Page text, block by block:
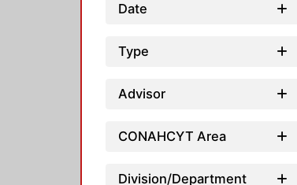
Date
Type
Advisor
CONAHCYT Area
Division/Department